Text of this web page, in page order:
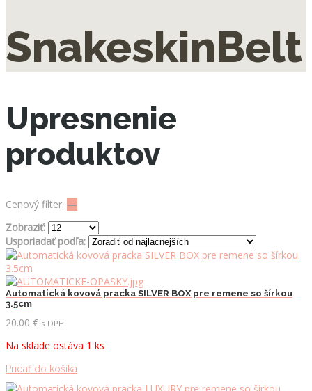
SnakeskinBelt
Upresnenie
produktov
Cenový filter: —
Zobraziť:
Usporiadať podľa:
Automatická kovová pracka SILVER BOX pre remene so šírkou
3.5cm
20.00 € s DPH
Na sklade ostáva 1 ks
Pridať do košíka